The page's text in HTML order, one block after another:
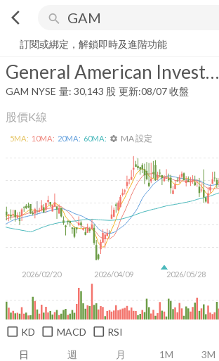
arrow_back_ios search
General American Investors Company, Inc.
訂閱或綁定，解鎖即時及進階功能
General American Investors Company, Inc.
GAM NYSE 量: 30,143 股 更新:08/07 收盤
股價K線
日 週 月 1M 3M
2026/02/20 2026/04/09 2026/05/28
5MA: 10MA: 20MA: 60MA: settings MA 設定
KD MACD RSI